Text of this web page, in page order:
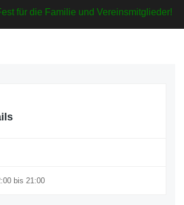
für die Familie und Vereinsmitglieder!
bis 21:00